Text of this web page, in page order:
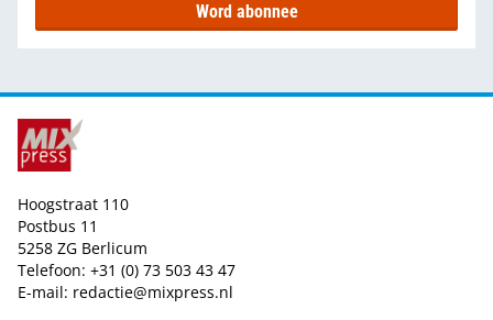
Word abonnee
Hoogstraat 110
Postbus 11
5258 ZG Berlicum
Telefoon: +31 (0) 73 503 43 47
E-mail: redactie@mixpress.nl